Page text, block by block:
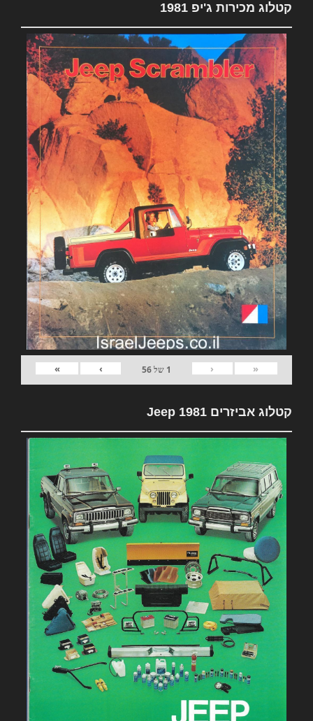
קטלוג מכירות ג'יפ 1981
«
‹
1 של56
›
»
קטלוג אביזרים 1981 Jeep